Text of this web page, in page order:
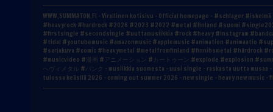
WWW.SUMMATON.FI - Virallinen kotisivu - Official homepage - #schlager
#heavyrock #hardrock #2026 #2023 #2022 #metal #finland #suomi
#firstsingle #secondsingle #uuttamusiikkia #rock #heavy #instagram
#tidal #youtubemusic #amazonmusic #applemusic #animation #animaatio
#sarjakuva #comic #heavymetal #metalfromfinland #finnihsmetal #hårdrock
#musicvideo #漫画 #アニメーション #カートゥーン #explode #explosion
ヘヴィメタル #パンク - musiikkia suomesta - uusi single - raskasta uutta musaa
tulossa keäsllä 2026 - coming out summer 2026 - new single - heavy new music